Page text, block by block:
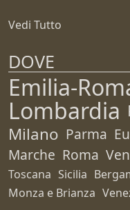
Vedi Tutto
DOVE
Emilia-
Lombardia
Milano Parma
Marche Roma
Toscana Sicilia
Monza e Brianza